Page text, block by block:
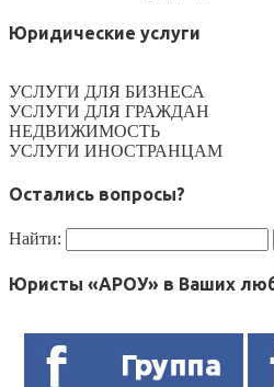
Юридические услуги
УСЛУГИ ДЛЯ БИЗНЕСА
УСЛУГИ ДЛЯ ГРАЖДАН
НЕДВИЖИМОСТЬ
УСЛУГИ ИНОСТРАНЦАМ
Остались вопросы?
Найти:
Юристы «АРОУ» в Ваших